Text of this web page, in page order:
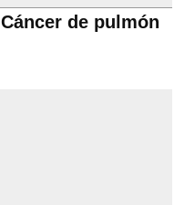
Cáncer de pulmón